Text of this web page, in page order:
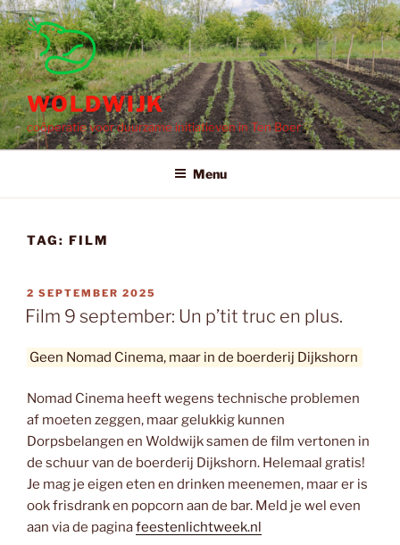
Ga
naar
de
inhoud
WOLDWIJK
coöperatie voor duurzame initiatieven in Ten Boer
Menu
TAG: FILM
GEPLAATST
OP
2 SEPTEMBER 2025
Film 9 september: Un p’tit truc en plus.
Geen Nomad Cinema, maar in de boerderij Dijkshorn
Nomad Cinema heeft wegens technische problemen
af moeten zeggen, maar gelukkig kunnen
Dorpsbelangen en Woldwijk samen de film vertonen in
de schuur van de boerderij Dijkshorn. Helemaal gratis!
Je mag je eigen eten en drinken meenemen, maar er is
ook frisdrank en popcorn aan de bar. Meld je wel even
aan via de paginafeestenlichtweek.nl